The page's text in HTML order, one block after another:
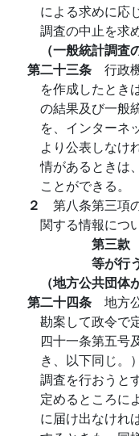
による求めに応
調査の中止を求
（一般統計調査
第二十三条 行政
を作成したとき
の結果及び一般
を、インターネ
より公表しなけ
情があるときは
ことができる。
２ 第八条第三項
関する情報につ
第三款
等が行
（地方公共団体
第二十四条 地方
勘案して政令で
四十一条第五号
き、以下同じ。
調査を行おうと
定めるところに
に届け出なけれ